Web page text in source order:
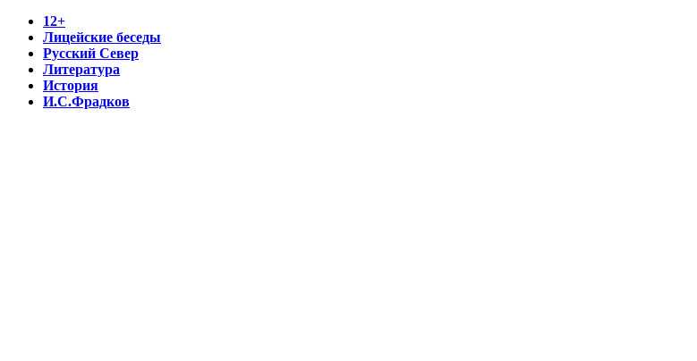
12+
Лицейские беседы
Русский Север
Литература
История
И.С.Фрадков